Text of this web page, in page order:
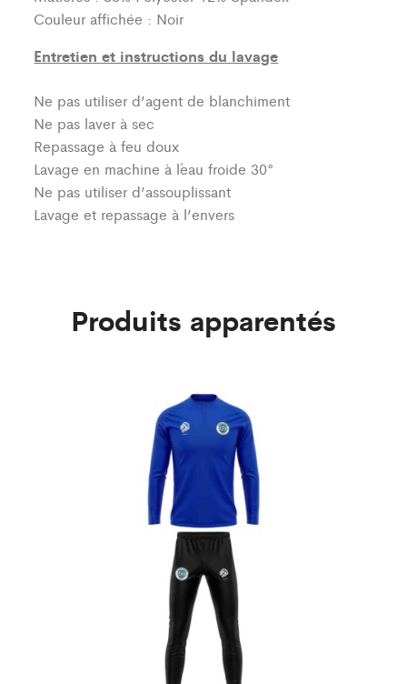
Couleur affichée : Noir
Entretien et instructions du lavage
Ne pas utiliser d’agent de blanchiment
Ne pas laver à sec
Repassage à feu doux
Lavage en machine à l´eau froide 30°
Ne pas utiliser d’assouplissant
Lavage et repassage à l’envers
Produits apparentés